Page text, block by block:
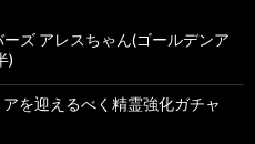
ズ アレスちゃん(ゴールデンア
)
を迎えるべく精霊強化ガチャ